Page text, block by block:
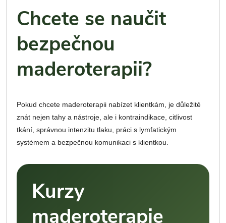
Chcete se naučit
bezpečnou
maderoterapii?
Pokud chcete maderoterapii nabízet klientkám, je důležité
znát nejen tahy a nástroje, ale i kontraindikace, citlivost
tkání, správnou intenzitu tlaku, práci s lymfatickým
systémem a bezpečnou komunikaci s klientkou.
Kurzy
maderoterapie